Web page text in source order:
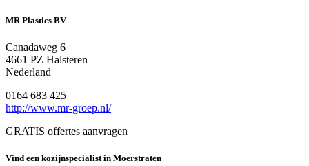
MR Plastics BV
Canadaweg 6
4661 PZ Halsteren
Nederland
0164 683 425
http://www.mr-groep.nl/
GRATIS offertes aanvragen
Vind een kozijnspecialist in Moerstraten